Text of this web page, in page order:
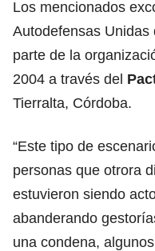
Los mencionados
Autodefensas Unidas
parte de la
2004 a través del
Tierralta, Córdoba.
“Este tipo de
personas que otrora
estuvieron siendo
abanderando
una condena,